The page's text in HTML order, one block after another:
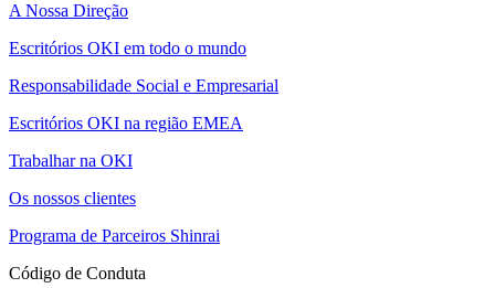
A Nossa Direção
Escritórios OKI em todo o mundo
Responsabilidade Social e Empresarial
Escritórios OKI na região EMEA
Trabalhar na OKI
Os nossos clientes
Programa de Parceiros Shinrai
Código de Conduta